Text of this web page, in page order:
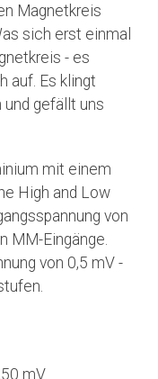
Magnetkreis
sich erst einmal
- es
auf. Es klingt
gefällt uns
mit einem
High and Low
von
MM-Eingänge.
von 0,5 mV -
mV